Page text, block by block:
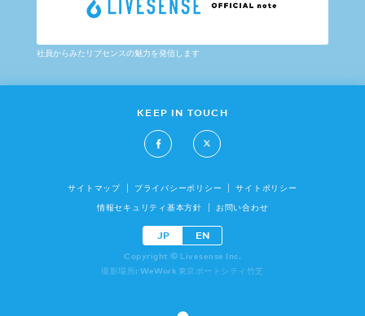
社員からみたリブセンスの魅力を発信します
KEEP IN TOUCH
サイトマップ プライバシーポリシー サイトポリシー
情報セキュリティ基本方針 お問い合わせ
JP EN
Copyright © Livesense Inc.
撮影場所: WeWork 東京ポートシティ竹芝